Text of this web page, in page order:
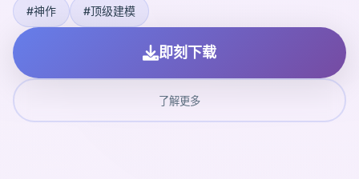
#神作 #顶级建模
即刻下载
了解更多